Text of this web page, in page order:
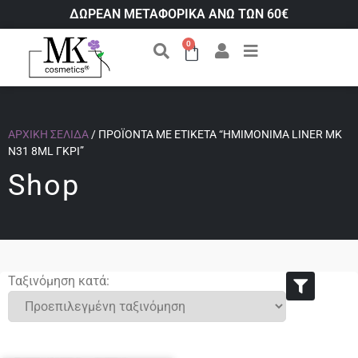
ΔΩΡΕΑΝ ΜΕΤΑΦΟΡΙΚΑ ΑΝΩ ΤΩΝ 60€
0
ΑΡΧΙΚΉ ΣΕΛΊΔΑ / ΠΡΟΪΌΝΤΑ ΜΕ ΕΤΙΚΈΤΑ “ΗΜΙΜΌΝΙΜΑ LINER ΜΚ
Ν31 8ML ΓΚΡΊ”
Shop
Ταξινόμηση κατά: